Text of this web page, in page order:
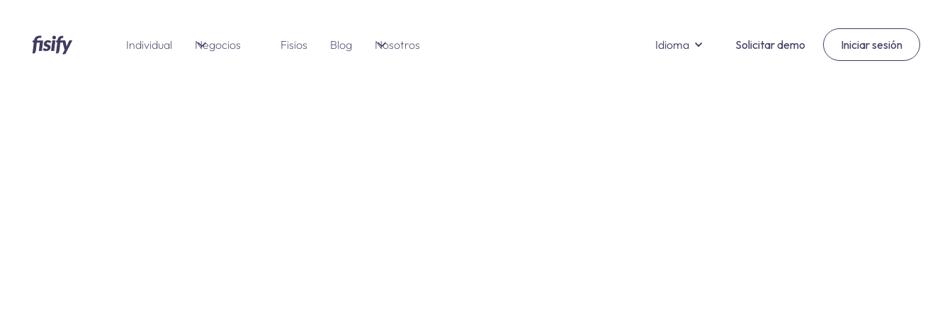
Individual Negocios Fisios Blog Nosotros Idioma Solicitar demo Iniciar sesión